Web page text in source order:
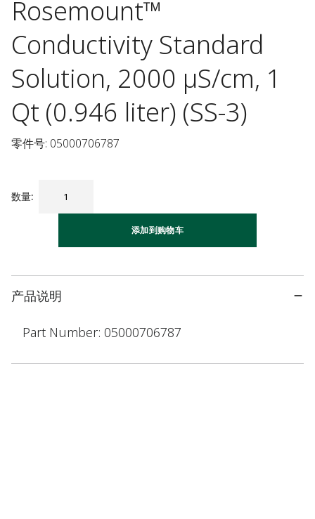
Rosemount™
Conductivity Standard
Solution, 2000 µS/cm, 1
Qt (0.946 liter) (SS-3)
零件号: 05000706787
数量:
添加到购物车
产品说明
Part Number: 05000706787